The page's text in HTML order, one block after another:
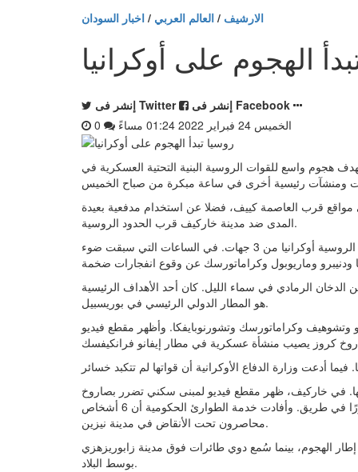
الارشيف / العالم العربي / اخبار السودان
الهجوم على أوكرانيا
إنشر فى Twitter
إنشر فى Facebook
الخميس 24 فبراير 2022 01:24 مساءً
استهدف هجوم واسع للقوات الروسية البنية التحتية العسكرية في
قرب العاصمة كييف، فضلا عن استخدام مدفعية بعيدة
المدى ضد مدينة خاركيف قرب الحدود الروسية.
وسرعان ما انتشر عبر وسط وشرق أوكرانيا حيث هاجمت القوات الروسية أوكرانيا من 3 جهات. في الساعات التي سبقت ضوء
الرمادي في سماء الليل. كان أحد الأهداف الرئيسية
هو المطار الدولي الرئيسي في بوريسبيل.
وكراماتورسك وتشورنوبايفكا. وأظهر مقطع فيديو
في خاركيف، ظهر مقطع فيديو لمبنى سكني تضرر بصاروخ
أو مدفعية بعيدة المدى. وأظهر مقطع فيديو آخر صاروخًا مطمورًا في طريق. وأفادت خدمة الطوارئ الحكومية أن 6 أشخاص
محاصرون تحت الأنقاض في مدينة نيزين.
الهجوم، بينما سُمع دوي طائرات فوق مدينة زابوريزهزي
بوسط البلاد.